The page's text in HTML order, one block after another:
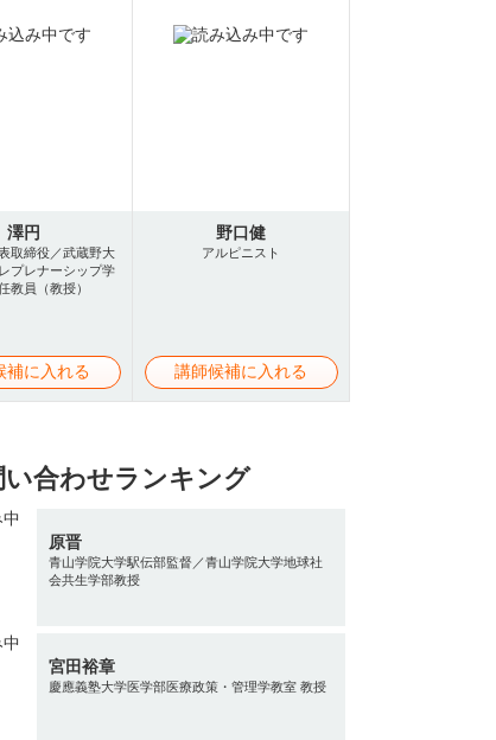
澤円
取締役／武蔵野大
プレナーシップ学
員（教授）
補に入れる
野口健
アルピニスト
講師候補に入れる
い合わせランキング
原晋
青山学院大学駅伝部監督／青山学院大学地球社
会共生学部教授
宮田裕章
慶應義塾大学医学部医療政策・管理学教室 教授